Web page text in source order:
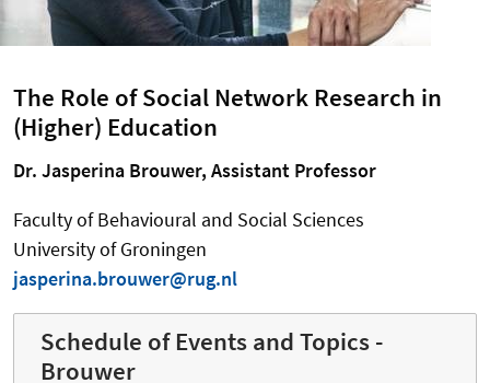
The Role of Social Network Research in
(Higher) Education
Dr. Jasperina Brouwer, Assistant Professor
Faculty of Behavioural and Social Sciences
University of Groningen
jasperina.brouwer@rug.nl
Schedule of Events and Topics -
Brouwer